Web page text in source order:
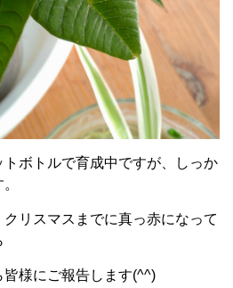
ボトルで育成中ですが、しっか
リスマスまでに真っ赤になって
皆様にご報告します(^^)